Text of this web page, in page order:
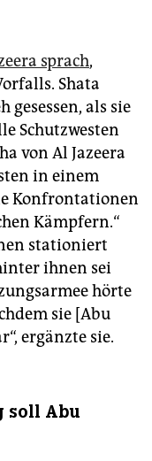
sprach,
Shata
gesessen, als sie
Schutzwesten
von Al Jazeera
in einem
Konfrontationen
Kämpfern.“
stationiert
ihnen sei
hörte
sie [Abu
ergänzte sie.
soll Abu